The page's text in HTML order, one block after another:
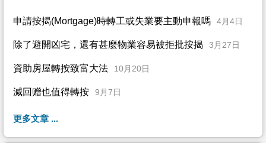
申請按揭(Mortgage)時轉工或失業要主動申報嗎 4月4日
除了避開凶宅，還有甚麼物業容易被拒批按揭 3月27日
資助房屋轉按致富大法 10月20日
減回赠也值得轉按 9月7日
更多文章 ...